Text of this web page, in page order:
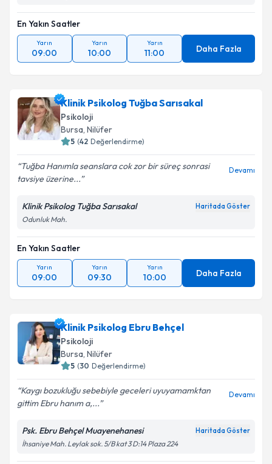
En Yakın Saatler
Yarın
09:00
Yarın
10:00
Yarın
11:00 Daha Fazla
Klinik Psikolog Tuğba Sarısakal
Psikoloji
Bursa, Nilüfer
5 (42 Değerlendirme)
Tuğba Hanımla seanslara cok zor bir süreç sonrasi
tavsiye üzerine...
Devamı
Klinik Psikolog Tuğba Sarısakal Haritada Göster
Odunluk Mah.
En Yakın Saatler
Yarın
09:00
Yarın
09:30
Yarın
10:00 Daha Fazla
Klinik Psikolog Ebru Behçel
Psikoloji
Bursa, Nilüfer
5 (30 Değerlendirme)
Kaygı bozukluğu sebebiyle geceleri uyuyamamktan
gittim Ebru hanım a,...
Devamı
Psk. Ebru Behçel Muayenehanesi Haritada Göster
İhsaniye Mah. Leylak sok. 5/B kat 3 D:14 Plaza 224